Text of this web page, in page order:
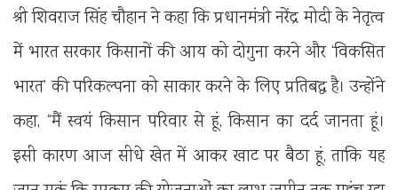
श्री शिवराज सिंह चौहान ने कहा कि प्रधानमंत्री नरेंद्र मोदी के नेतृत्व
में भारत सरकार किसानों की आय को दोगुना करने और ‘विकसित
भारत’ की परिकल्पना को साकार करने के लिए प्रतिबद्ध है। उन्होंने
कहा, “मैं स्वयं किसान परिवार से हूं, किसान का दर्द जानता हूं।
इसी कारण आज सीधे खेत में आकर खाट पर बैठा हूं, ताकि यह